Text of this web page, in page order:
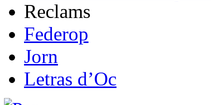
Reclams
Federop
Jorn
Letras d’Oc